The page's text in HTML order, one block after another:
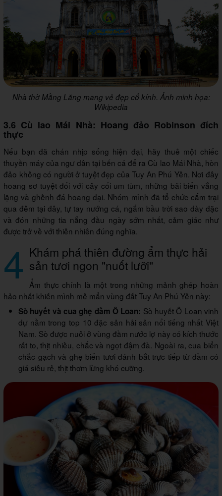
Nhà thờ Mằng Lăng mang vẻ đẹp cổ kính. Ảnh minh họa:
Wikipedia
3.6 Cù lao Mái Nhà: Hoang đảo Robinson đích
thực
Nếu bạn đã chán nhịp sống hiện đại, hãy thuê một chiếc
thuyền máy của ngư dân tại bến cá để ra Cù lao Mái Nhà, hòn
đảo không có người ở tuyệt đẹp của Tuy An Phú Yên. Nơi đây
hoang sơ tuyệt đối với cây cối um tùm, những bãi biển vắng
lặng và ghềnh đá hoang dại. Nhóm mình đã tổ chức cắm trại
qua đêm tại đây, tự tay nướng cá, ngắm bầu trời sao dày đặc
và đón những tia nắng đầu ngày sớm nhất, cảm giác như
được trở về với thiên nhiên đúng nghĩa.
4 Khám phá thiên đường ẩm thực hải
sản tươi ngon "nuốt lưỡi"
Ẩm thực chính là một trong những mảnh ghép hoàn
hảo nhất khiến mình mê mẩn vùng đất Tuy An Phú Yên này:
Sò huyết và cua ghẹ đầm Ô Loan: Sò huyết Ô Loan vinh
dự nằm trong top 10 đặc sản hải sản nổi tiếng nhất Việt
Nam. Sò được nuôi ở vùng đầm nước lợ này có kích thước
rất to, thịt nhiều, chắc và ngọt đậm đà. Ngoài ra, cua biển
chắc gạch và ghẹ biển tươi đánh bắt trực tiếp từ đầm có
giá siêu rẻ, thịt thơm lừng khó cưỡng.